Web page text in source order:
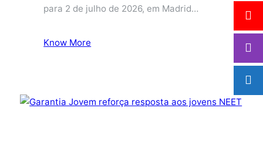
para 2 de julho de 2026, em Madrid…
Know More